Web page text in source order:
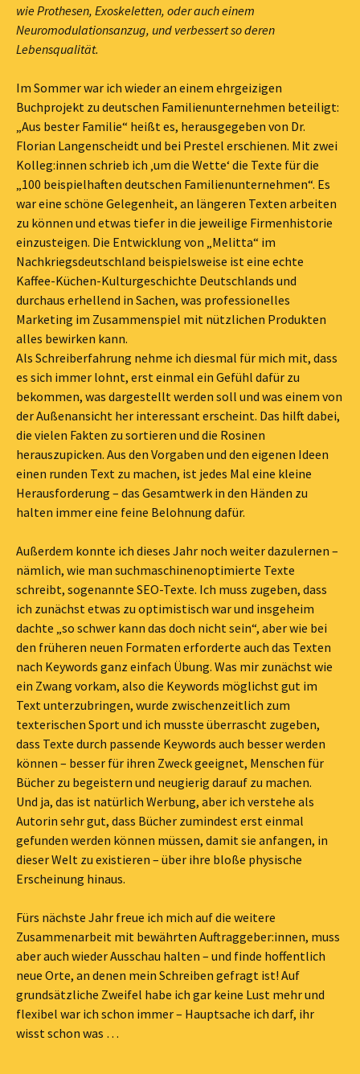
wie Prothesen, Exoskeletten, oder auch einem
Neuromodulationsanzug, und verbessert so deren
Lebensqualität.
Im Sommer war ich wieder an einem ehrgeizigen
Buchprojekt zu deutschen Familienunternehmen beteiligt:
„Aus bester Familie“ heißt es, herausgegeben von Dr.
Florian Langenscheidt und bei Prestel erschienen. Mit zwei
Kolleg:innen schrieb ich ‚um die Wette‘ die Texte für die
„100 beispielhaften deutschen Familienunternehmen“. Es
war eine schöne Gelegenheit, an längeren Texten arbeiten
zu können und etwas tiefer in die jeweilige Firmenhistorie
einzusteigen. Die Entwicklung von „Melitta“ im
Nachkriegsdeutschland beispielsweise ist eine echte
Kaffee-Küchen-Kulturgeschichte Deutschlands und
durchaus erhellend in Sachen, was professionelles
Marketing im Zusammenspiel mit nützlichen Produkten
alles bewirken kann.
Als Schreiberfahrung nehme ich diesmal für mich mit, dass
es sich immer lohnt, erst einmal ein Gefühl dafür zu
bekommen, was dargestellt werden soll und was einem von
der Außenansicht her interessant erscheint. Das hilft dabei,
die vielen Fakten zu sortieren und die Rosinen
herauszupicken. Aus den Vorgaben und den eigenen Ideen
einen runden Text zu machen, ist jedes Mal eine kleine
Herausforderung – das Gesamtwerk in den Händen zu
halten immer eine feine Belohnung dafür.
Außerdem konnte ich dieses Jahr noch weiter dazulernen –
nämlich, wie man suchmaschinenoptimierte Texte
schreibt, sogenannte SEO-Texte. Ich muss zugeben, dass
ich zunächst etwas zu optimistisch war und insgeheim
dachte „so schwer kann das doch nicht sein“, aber wie bei
den früheren neuen Formaten erforderte auch das Texten
nach Keywords ganz einfach Übung. Was mir zunächst wie
ein Zwang vorkam, also die Keywords möglichst gut im
Text unterzubringen, wurde zwischenzeitlich zum
texterischen Sport und ich musste überrascht zugeben,
dass Texte durch passende Keywords auch besser werden
können – besser für ihren Zweck geeignet, Menschen für
Bücher zu begeistern und neugierig darauf zu machen.
Und ja, das ist natürlich Werbung, aber ich verstehe als
Autorin sehr gut, dass Bücher zumindest erst einmal
gefunden werden können müssen, damit sie anfangen, in
dieser Welt zu existieren – über ihre bloße physische
Erscheinung hinaus.
Fürs nächste Jahr freue ich mich auf die weitere
Zusammenarbeit mit bewährten Auftraggeber:innen, muss
aber auch wieder Ausschau halten – und finde hoffentlich
neue Orte, an denen mein Schreiben gefragt ist! Auf
grundsätzliche Zweifel habe ich gar keine Lust mehr und
flexibel war ich schon immer – Hauptsache ich darf, ihr
wisst schon was …